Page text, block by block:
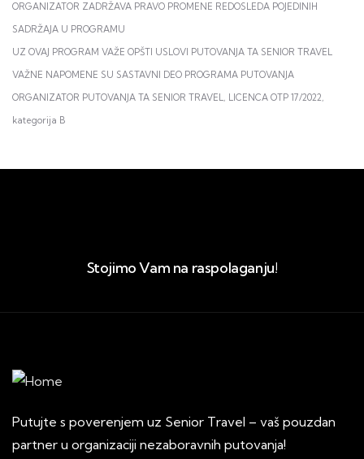
ORGANIZATOR ZADRŽAVA PRAVO PROMENE REDOSLEDA POJEDINIH
SADRŽAJA U PROGRAMU
UZ OVAJ PROGRAM VAŽE OPŠTI USLOVI PUTOVANJA TA SENIOR TRAVEL
VAŽNE NAPOMENE SU SASTAVNI DEO PROGRAMA PUTOVANJA
ORGANIZATOR PUTOVANJA TA SENIOR TRAVEL, LICENCA OTP 17/2022,
kategorija B
Stojimo Vam na raspolaganju!
Putujte s poverenjem uz Senior Travel – vaš pouzdan
partner u organizaciji nezaboravnih putovanja!